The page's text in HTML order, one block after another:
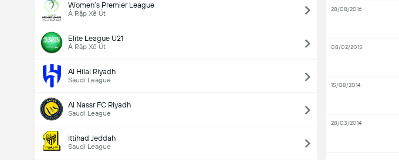
Women’s Premier League
Ả Rập Xê Út
Elite League U21
Ả Rập Xê Út
Al Hilal Riyadh
Saudi League
Al Nassr FC Riyadh
Saudi League
Ittihad Jeddah
Saudi League
28/08/2016
08/02/2015
15/08/2014
28/03/2014